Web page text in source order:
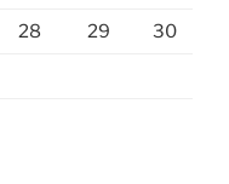
28 29 30